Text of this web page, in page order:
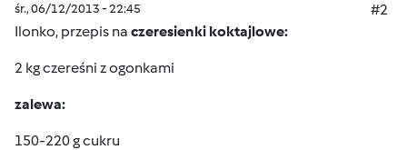
śr., 06/12/2013 - 22:45
#2
Ilonko, przepis na czeresienki koktajlowe:
2 kg czereśni z ogonkami
zalewa:
150-220 g cukru